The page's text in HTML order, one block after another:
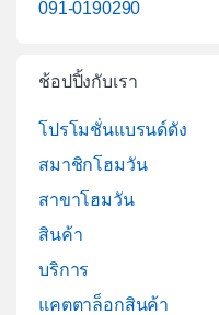
091-0190290
ช้อปปิ้งกับเรา
โปรโมชั่นแบรนด์ดัง
สมาชิกโฮมวัน
สาขาโฮมวัน
สินค้า
บริการ
แคตตาล็อกสินค้า